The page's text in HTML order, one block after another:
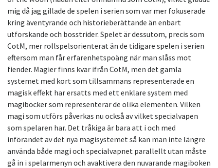
mig då jag gillade de spelen i serien som var mer fokuserade
kring äventyrande och historieberättande än enbart
utforskande och bosstrider. Spelet är dessutom, precis som
CotM, mer rollspelsorienterat än de tidigare spelen i serien
eftersom man får erfarenhetspoäng när man slåss mot
fiender. Magier finns kvar ifrån CotM, men det gamla
systemet med kort som tillsammans representerade en
magisk effekt har ersatts med ett enklare system med
magiböcker som representerar de olika elementen. Vilken
magi som utförs påverkas nu också av vilket specialvapen
som spelaren har. Det tråkiga är bara att i och med
införandet av det nya magisystemet så kan man inte längre
använda både magi och specialvapnet parallellt utan måste
gå in i spelarmenyn och avaktivera den nuvarande magiboken